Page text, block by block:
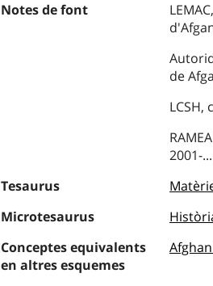
Notes de font
de
LCSH,
2001-
Tesaurus
Microtesaurus
Conceptes equivalents
en altres esquemes